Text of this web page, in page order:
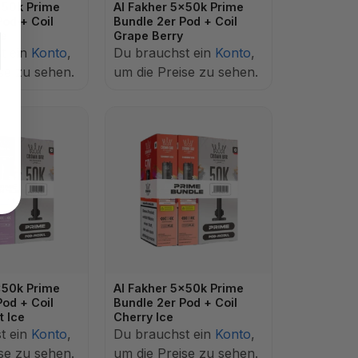
Prime
+ Coil
ein Konto,
zu sehen.
Al Fakher 5x50k Prime
Bundle 2er Pod + Coil
Grape Berry
Du brauchst ein Konto,
um die Preise zu sehen.
Prime
+ Coil
Ice
ein Konto,
zu sehen.
Al Fakher 5x50k Prime
Bundle 2er Pod + Coil
Cherry Ice
Du brauchst ein Konto,
um die Preise zu sehen.